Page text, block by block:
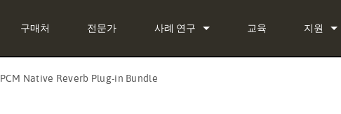
구매처 전문가 사례 연구 교육 지원
PCM Native Reverb Plug-in Bundle